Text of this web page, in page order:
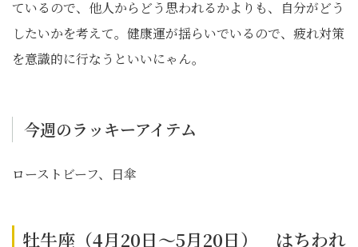
ているので、他人からどう思われるかよりも、自分がどう
したいかを考えて。健康運が揺らいでいるので、疲れ対策
を意識的に行なうといいにゃん。
今週のラッキーアイテム
ローストビーフ、日傘
牡牛座（4月20日～5月20日） はちわれ